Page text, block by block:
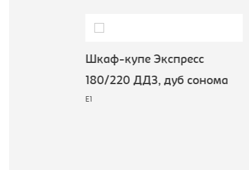
Шкаф-купе Экспресс
180/220 ДДЗ, дуб сонома
E1